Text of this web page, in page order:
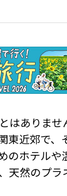
はありま
東近郊で、
のホテル
然のプラ